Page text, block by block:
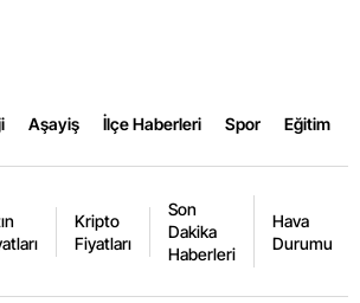
Rize
Sakarya
Aşayiş İlçe Haberleri Spor Eğitim
Kripto
Fiyatları
Son
Dakika
Haberleri
Hava
Durumu